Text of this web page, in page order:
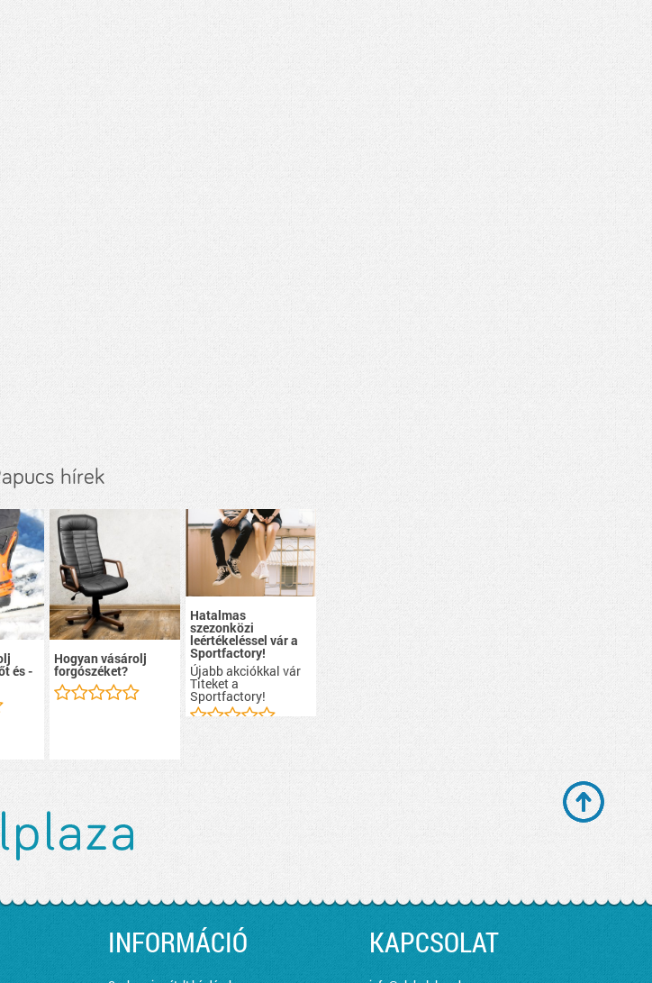
hírek
és -
Hogyan vásárolj
forgószéket?
Hatalmas
szezonközi
leértékeléssel vár a
Sportfactory!
Újabb akciókkal vár
Titeket a
Sportfactory!
INFORMÁCIÓ KAPCSOLAT